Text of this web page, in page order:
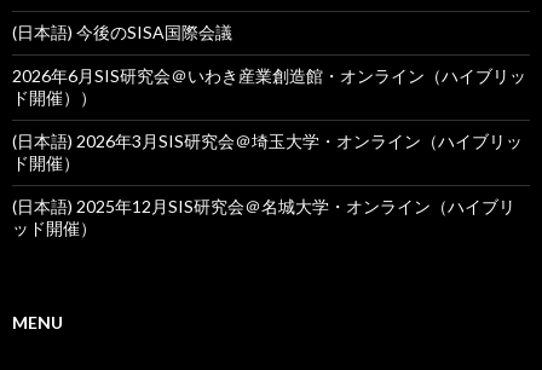
(日本語) 今後のSISA国際会議
2026年6月SIS研究会＠いわき産業創造館・オンライン（ハイブリッ
ド開催））
(日本語) 2026年3月SIS研究会＠埼玉大学・オンライン（ハイブリッ
ド開催）
(日本語) 2025年12月SIS研究会＠名城大学・オンライン（ハイブリ
ッド開催）
MENU